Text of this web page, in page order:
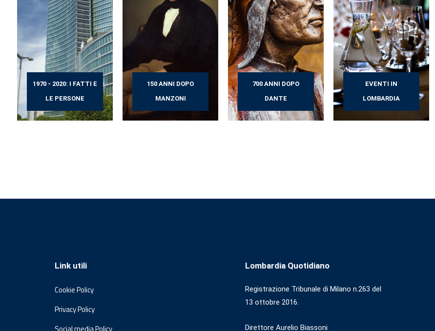
1970 - 2020: I FATTI E
LE PERSONE
150 ANNI DOPO
MANZONI
700 ANNI DOPO
DANTE
EVENTI IN
LOMBARDIA
Link utili
Cookie Policy
Privacy Policy
Lombardia Quotidiano
Registrazione Tribunale di Milano n.263 del
13 ottobre 2016.
Direttore Aurelio Biassoni